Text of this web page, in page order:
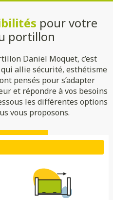
pour votre
portillon
Daniel Moquet, c’est
allie sécurité, esthétisme
pensés pour s’adapter
et répondre à vos besoins
les différentes options
vous proposons.
Bombé inversé
ajouré Portail ajouré
DMC 305